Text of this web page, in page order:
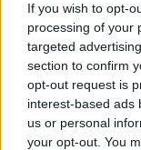
If you wish to opt-
processing of your
targeted
section to confirm
opt-out request is
interest-based ads
us or personal
your opt-out. You
situazione attuale
basteranno alcuni
immediatamente il
che possa ripetersi
Conte a Torino, ma
percorso appare